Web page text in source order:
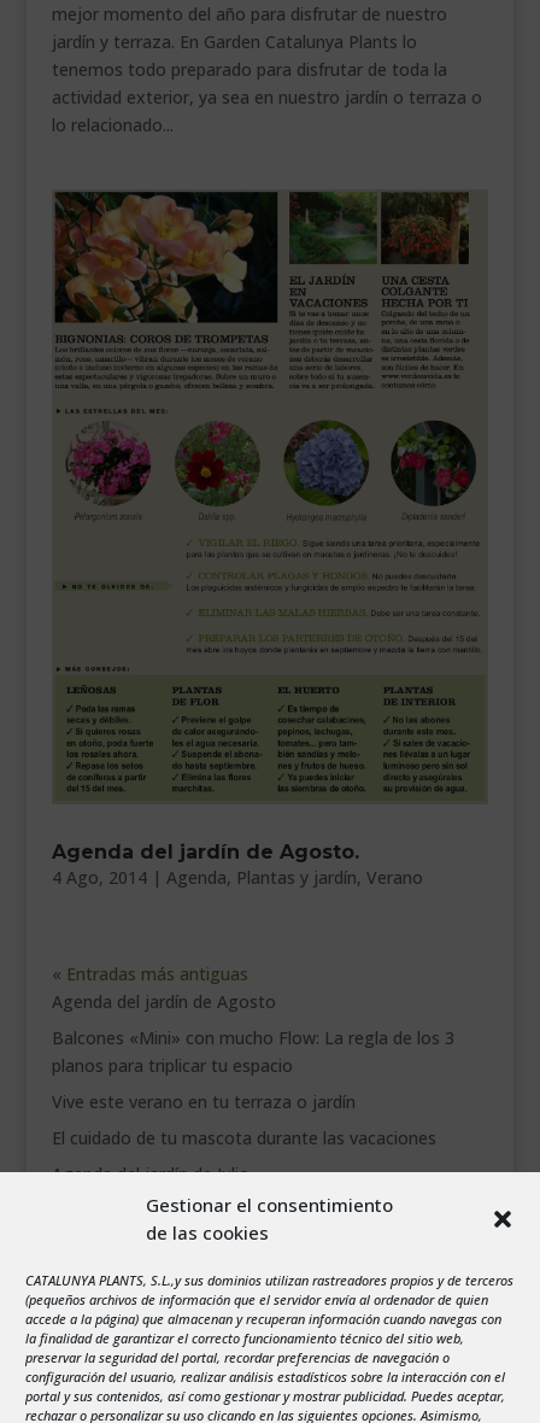
Gestionar el consentimiento
de las cookies
CATALUNYA PLANTS, S.L.,y sus dominios utilizan rastreadores propios y de terceros
(pequeños archivos de información que el servidor envía al ordenador de quien
accede a la página) que almacenan y recuperan información cuando navegas con
la finalidad de garantizar el correcto funcionamiento técnico del sitio web,
preservar la seguridad del portal, recordar preferencias de navegación o
configuración del usuario, realizar análisis estadísticos sobre la interacción con el
portal y sus contenidos, así como gestionar y mostrar publicidad. Puedes aceptar,
rechazar o personalizar su uso clicando en las siguientes opciones. Asimismo,
mejor momento del año para disfrutar de nuestro
jardín y terraza. En Garden Catalunya Plants lo
tenemos todo preparado para disfrutar de toda la
actividad exterior, ya sea en nuestro jardín o terraza o
lo relacionado...
Agenda del jardín de Agosto.
4 Ago, 2014| Agenda, Plantas y jardín, Verano
« Entradas más antiguas
Agenda del jardín de Agosto
Balcones «Mini» con mucho Flow: La regla de los 3
planos para triplicar tu espacio
Vive este verano en tu terraza o jardín
El cuidado de tu mascota durante las vacaciones
Agenda del jardín de Julio
agosto 2026
1
2
3
4 5 6 7 8
9
10
11 12 13 14 15
16
17
18 19 20 21 22 23